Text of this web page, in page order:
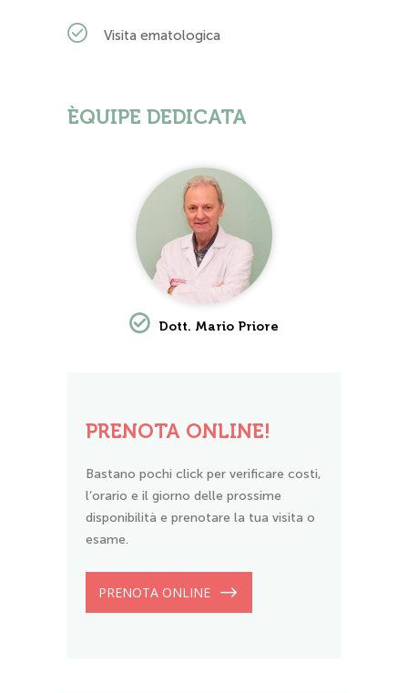
Visita ematologica
ÈQUIPE DEDICATA
Dott. Mario Priore
PRENOTA ONLINE!
Bastano pochi click per verificare costi,
l’orario e il giorno delle prossime
disponibilità e prenotare la tua visita o
esame.
PRENOTA ONLINE